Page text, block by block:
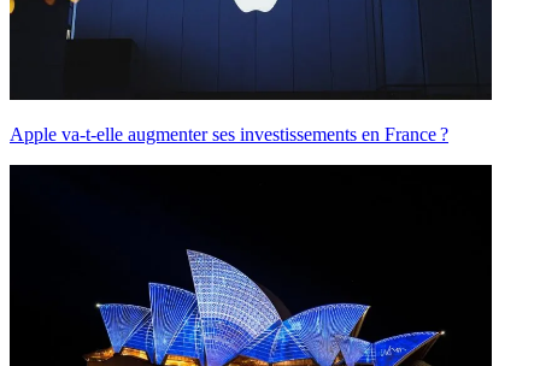
Apple va-t-elle augmenter ses investissements en France ?